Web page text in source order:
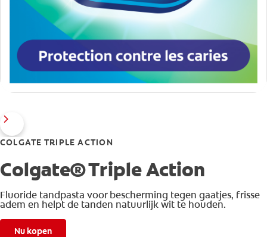
COLGATE TRIPLE ACTION
Colgate® Triple Action
Fluoride tandpasta voor bescherming tegen gaatjes, frisse
adem en helpt de tanden natuurlijk wit te houden.
Nu kopen